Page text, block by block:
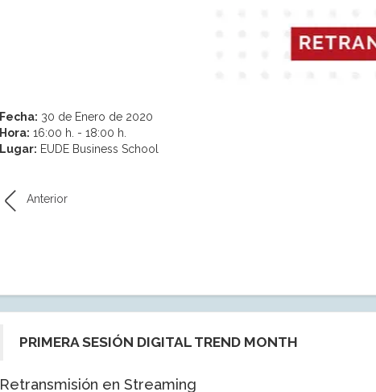
Fecha: 30 de Enero de 2020
Hora: 16:00 h. - 18:00 h.
Lugar: EUDE Business School
Anterior
PRIMERA SESIÓN DIGITAL TREND MONTH
Retransmisión en Streaming